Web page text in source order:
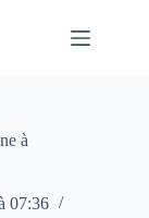
à
07:36